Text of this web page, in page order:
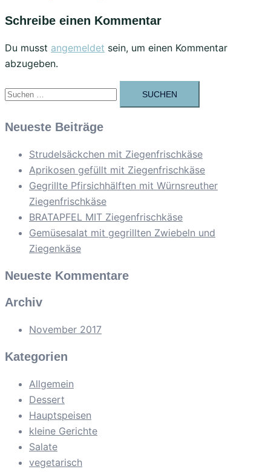
Schreibe einen Kommentar
Du musst angemeldet sein, um einen Kommentar
abzugeben.
Suchen
nach:
Neueste Beiträge
Strudelsäckchen mit Ziegenfrischkäse
Aprikosen gefüllt mit Ziegenfrischkäse
Gegrillte Pfirsichhälften mit Würnsreuther
Ziegenfrischkäse
BRATAPFEL MIT Ziegenfrischkäse
Gemüsesalat mit gegrillten Zwiebeln und
Ziegenkäse
Neueste Kommentare
Archiv
November 2017
Kategorien
Allgemein
Dessert
Hauptspeisen
kleine Gerichte
Salate
vegetarisch